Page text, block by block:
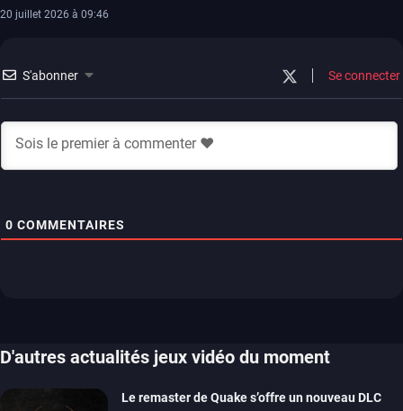
20 juillet 2026 à 09:46
S'abonner Se connecter
0 COMMENTAIRES
D'autres actualités jeux vidéo du moment
Le remaster de Quake s’offre un nouveau DLC